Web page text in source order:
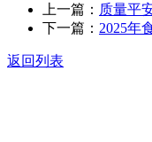
上一篇： 质量平
下一篇： 2025年
返回列表